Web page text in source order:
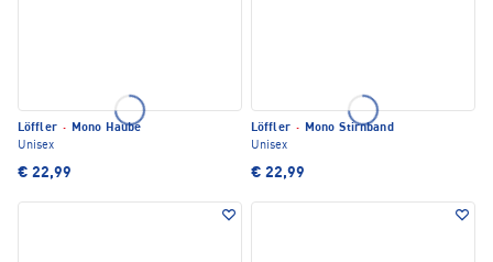
Löffler · Mono Haube
Unisex
€ 22,99
Löffler · Mono Stirnband
Unisex
€ 22,99